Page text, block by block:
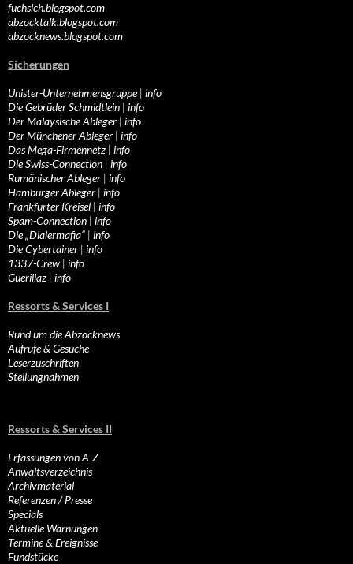
fuchsich.blogspot.com
abzocktalk.blogspot.com
abzocknews.blogspot.com
Sicherungen
Unister-Unternehmensgruppe| info
Die Gebrüder Schmidtlein | info
Der Malaysische Ableger | info
Der Münchener Ableger | info
Das Mega-Firmennetz | info
Die Swiss-Connection | info
Rumänischer Ableger | info
Hamburger Ableger | info
Frankfurter Kreisel | info
Spam-Connection | info
Die „Dialermafia“ | info
Die Cybertainer | info
1337-Crew | info
Guerillaz | info
Ressorts & Services I
Rund um die Abzocknews
Aufrufe & Gesuche
Leserzuschriften
Stellungnahmen
Ressorts & Services II
Erfassungen von A-Z
Anwaltsverzeichnis
Archivmaterial
Referenzen / Presse
Specials
Aktuelle Warnungen
Termine & Ereignisse
Fundstücke